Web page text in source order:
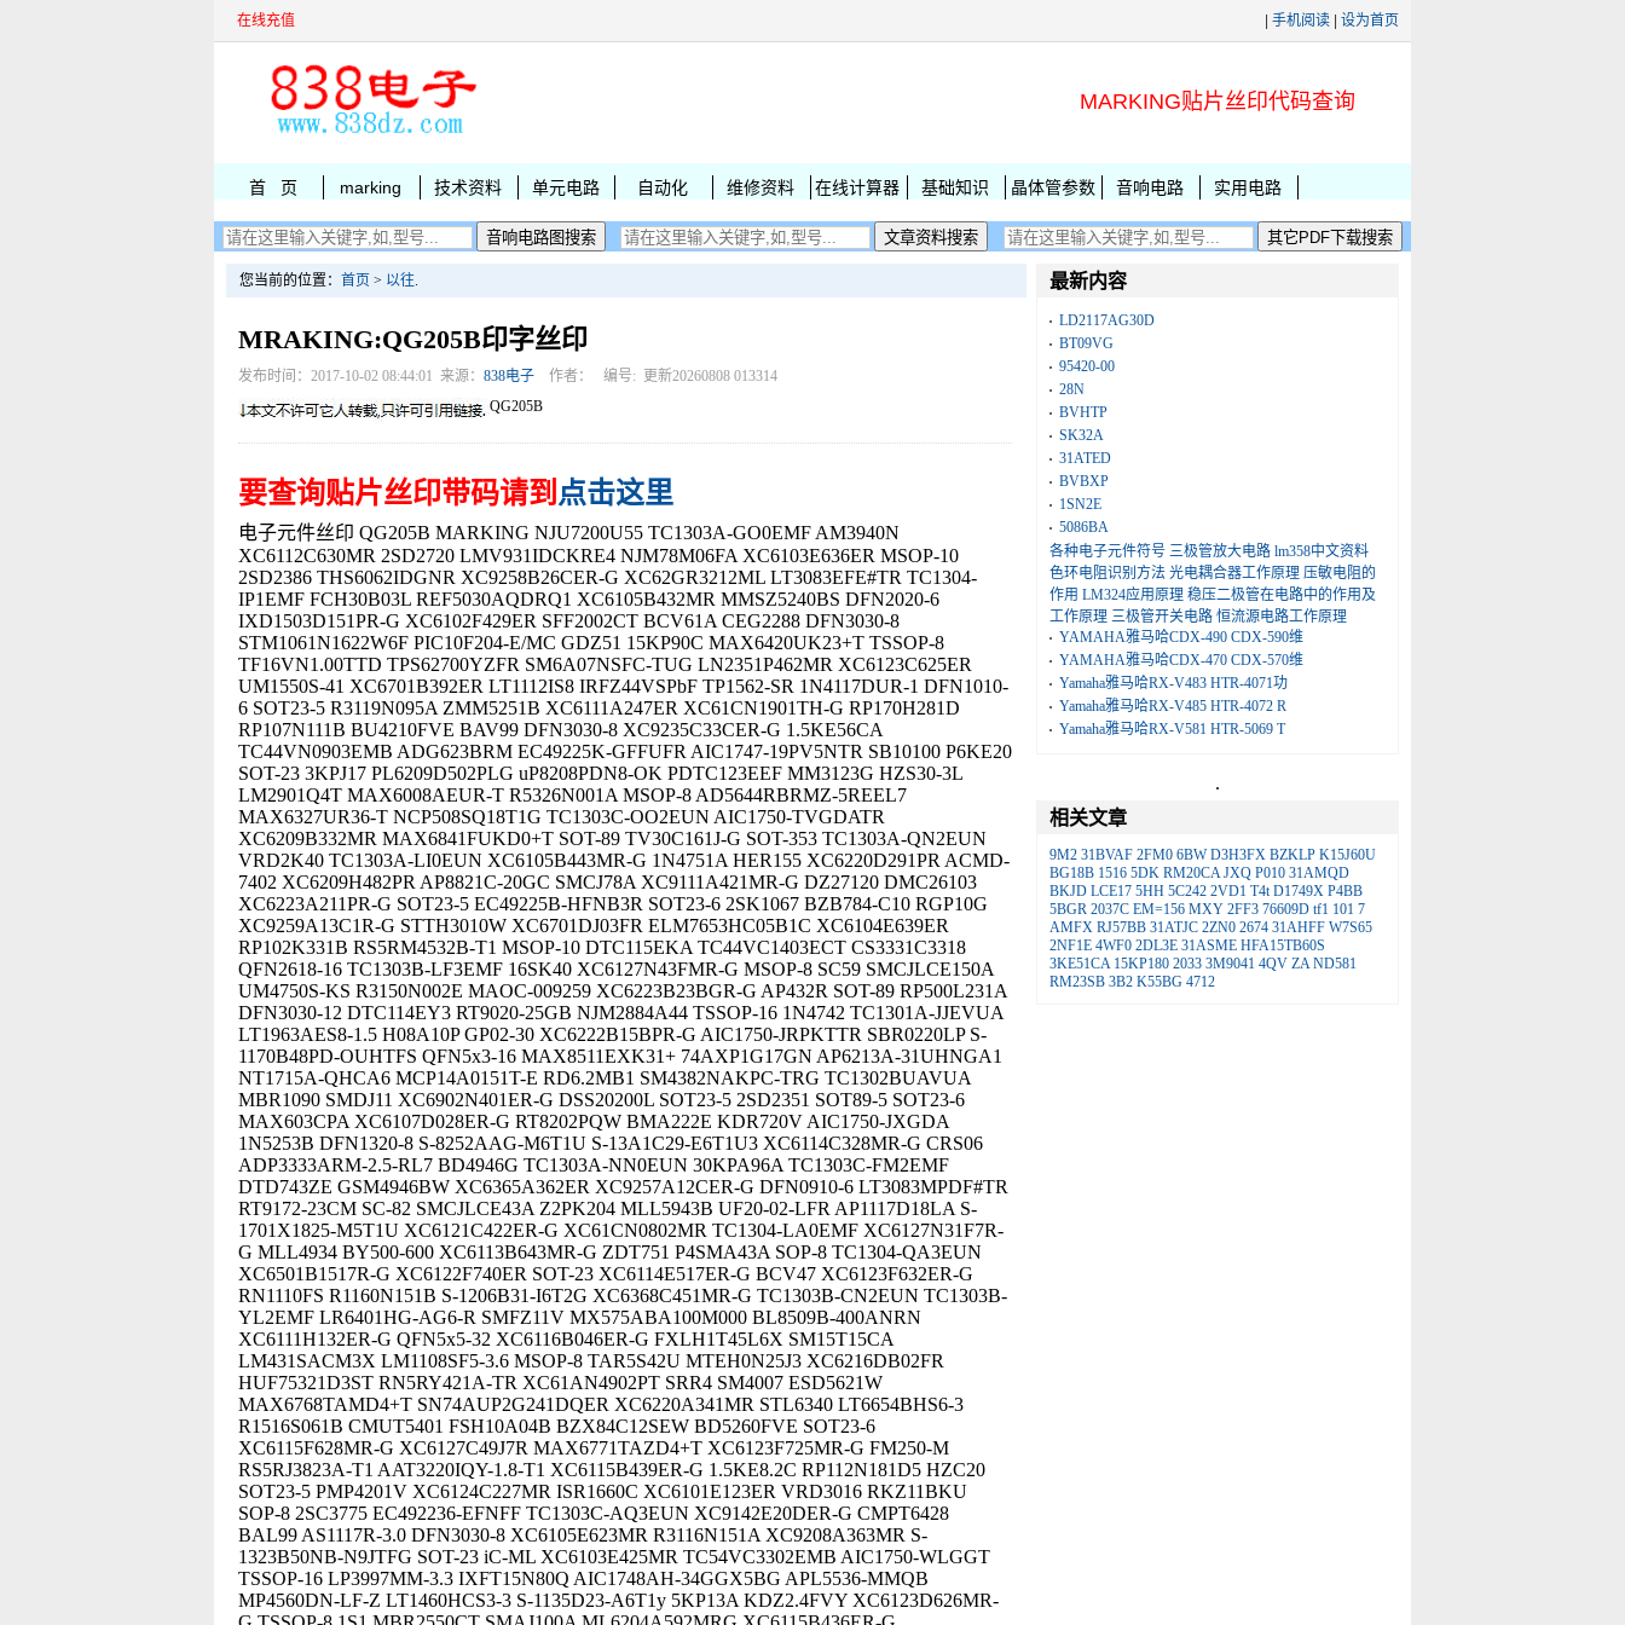
在线充值 手机阅读 设为首页
MARKING贴片丝印代码查询
首 页 marking 技术资料 单元电路 自动化 维修资料 在线计算器 基础知识 晶体管参数 音响电路 实用电路
您当前的位置： 首页 > 以往.
MRAKING:QG205B印字丝印
发布时间：2017-10-02 08:44:01 来源： 838电子 作者： 编号: 更新20260808 013314
QG205B
要查询贴片丝印带码请到 点击这里
电子元件丝印 QG205B MARKING NJU7200U55 TC1303A-GO0EMF AM3940N
XC6112C630MR 2SD2720 LMV931IDCKRE4 NJM78M06FA XC6103E636ER MSOP-10
2SD2386 THS6062IDGNR XC9258B26CER-G XC62GR3212ML LT3083EFE#TR TC1304-
IP1EMF FCH30B03L REF5030AQDRQ1 XC6105B432MR MMSZ5240BS DFN2020-6
IXD1503D151PR-G XC6102F429ER SFF2002CT BCV61A CEG2288 DFN3030-8
STM1061N1622W6F PIC10F204-E/MC GDZ51 15KP90C MAX6420UK23+T TSSOP-8
TF16VN1.00TTD TPS62700YZFR SM6A07NSFC-TUG LN2351P462MR XC6123C625ER
UM1550S-41 XC6701B392ER LT1112IS8 IRFZ44VSPbF TP1562-SR 1N4117DUR-1 DFN1010-
6 SOT23-5 R3119N095A ZMM5251B XC6111A247ER XC61CN1901TH-G RP170H281D
RP107N111B BU4210FVE BAV99 DFN3030-8 XC9235C33CER-G 1.5KE56CA
TC44VN0903EMB ADG623BRM EC49225K-GFFUFR AIC1747-19PV5NTR SB10100 P6KE20
SOT-23 3KPJ17 PL6209D502PLG uP8208PDN8-OK PDTC123EEF MM3123G HZS30-3L
LM2901Q4T MAX6008AEUR-T R5326N001A MSOP-8 AD5644RBRMZ-5REEL7
MAX6327UR36-T NCP508SQ18T1G TC1303C-OO2EUN AIC1750-TVGDATR
XC6209B332MR MAX6841FUKD0+T SOT-89 TV30C161J-G SOT-353 TC1303A-QN2EUN
VRD2K40 TC1303A-LI0EUN XC6105B443MR-G 1N4751A HER155 XC6220D291PR ACMD-
7402 XC6209H482PR AP8821C-20GC SMCJ78A XC9111A421MR-G DZ27120 DMC26103
XC6223A211PR-G SOT23-5 EC49225B-HFNB3R SOT23-6 2SK1067 BZB784-C10 RGP10G
XC9259A13C1R-G STTH3010W XC6701DJ03FR ELM7653HC05B1C XC6104E639ER
RP102K331B RS5RM4532B-T1 MSOP-10 DTC115EKA TC44VC1403ECT CS3331C3318
QFN2618-16 TC1303B-LF3EMF 16SK40 XC6127N43FMR-G MSOP-8 SC59 SMCJLCE150A
UM4750S-KS R3150N002E MAOC-009259 XC6223B23BGR-G AP432R SOT-89 RP500L231A
DFN3030-12 DTC114EY3 RT9020-25GB NJM2884A44 TSSOP-16 1N4742 TC1301A-JJEVUA
LT1963AES8-1.5 H08A10P GP02-30 XC6222B15BPR-G AIC1750-JRPKTTR SBR0220LP S-
1170B48PD-OUHTFS QFN5x3-16 MAX8511EXK31+ 74AXP1G17GN AP6213A-31UHNGA1
NT1715A-QHCA6 MCP14A0151T-E RD6.2MB1 SM4382NAKPC-TRG TC1302BUAVUA
MBR1090 SMDJ11 XC6902N401ER-G DSS20200L SOT23-5 2SD2351 SOT89-5 SOT23-6
MAX603CPA XC6107D028ER-G RT8202PQW BMA222E KDR720V AIC1750-JXGDA
1N5253B DFN1320-8 S-8252AAG-M6T1U S-13A1C29-E6T1U3 XC6114C328MR-G CRS06
ADP3333ARM-2.5-RL7 BD4946G TC1303A-NN0EUN 30KPA96A TC1303C-FM2EMF
DTD743ZE GSM4946BW XC6365A362ER XC9257A12CER-G DFN0910-6 LT3083MPDF#TR
RT9172-23CM SC-82 SMCJLCE43A Z2PK204 MLL5943B UF20-02-LFR AP1117D18LA S-
1701X1825-M5T1U XC6121C422ER-G XC61CN0802MR TC1304-LA0EMF XC6127N31F7R-
G MLL4934 BY500-600 XC6113B643MR-G ZDT751 P4SMA43A SOP-8 TC1304-QA3EUN
XC6501B1517R-G XC6122F740ER SOT-23 XC6114E517ER-G BCV47 XC6123F632ER-G
RN1110FS R1160N151B S-1206B31-I6T2G XC6368C451MR-G TC1303B-CN2EUN TC1303B-
YL2EMF LR6401HG-AG6-R SMFZ11V MX575ABA100M000 BL8509B-400ANRN
XC6111H132ER-G QFN5x5-32 XC6116B046ER-G FXLH1T45L6X SM15T15CA
LM431SACM3X LM1108SF5-3.6 MSOP-8 TAR5S42U MTEH0N25J3 XC6216DB02FR
HUF75321D3ST RN5RY421A-TR XC61AN4902PT SRR4 SM4007 ESD5621W
MAX6768TAMD4+T SN74AUP2G241DQER XC6220A341MR STL6340 LT6654BHS6-3
R1516S061B CMUT5401 FSH10A04B BZX84C12SEW BD5260FVE SOT23-6
XC6115F628MR-G XC6127C49J7R MAX6771TAZD4+T XC6123F725MR-G FM250-M
RS5RJ3823A-T1 AAT3220IQY-1.8-T1 XC6115B439ER-G 1.5KE8.2C RP112N181D5 HZC20
SOT23-5 PMP4201V XC6124C227MR ISR1660C XC6101E123ER VRD3016 RKZ11BKU
SOP-8 2SC3775 EC492236-EFNFF TC1303C-AQ3EUN XC9142E20DER-G CMPT6428
BAL99 AS1117R-3.0 DFN3030-8 XC6105E623MR R3116N151A XC9208A363MR S-
1323B50NB-N9JTFG SOT-23 iC-ML XC6103E425MR TC54VC3302EMB AIC1750-WLGGT
TSSOP-16 LP3997MM-3.3 IXFT15N80Q AIC1748AH-34GGX5BG APL5536-MMQB
MP4560DN-LF-Z LT1460HCS3-3 S-1135D23-A6T1y 5KP13A KDZ2.4FVY XC6123D626MR-
最新内容
LD2117AG30D
BT09VG
95420-00
28N
BVHTP
SK32A
31ATED
BVBXP
1SN2E
5086BA
各种电子元件符号 三极管放大电路 lm358中文资料
色环电阻识别方法 光电耦合器工作原理 压敏电阻的
作用 LM324应用原理 稳压二极管在电路中的作用及
工作原理 三极管开关电路 恒流源电路工作原理
YAMAHA雅马哈CDX-490 CDX-590维
YAMAHA雅马哈CDX-470 CDX-570维
Yamaha雅马哈RX-V483 HTR-4071功
Yamaha雅马哈RX-V485 HTR-4072 R
Yamaha雅马哈RX-V581 HTR-5069 T
.
相关文章
9M2 31BVAF 2FM0 6BW D3H3FX BZKLP K15J60U
BG18B 1516 5DK RM20CA JXQ P010 31AMQD
BKJD LCE17 5HH 5C242 2VD1 T4t D1749X P4BB
5BGR 2037C EM=156 MXY 2FF3 76609D tf1 101 7
AMFX RJ57BB 31ATJC 2ZN0 2674 31AHFF W7S65
2NF1E 4WF0 2DL3E 31ASME HFA15TB60S
3KE51CA 15KP180 2033 3M9041 4QV ZA ND581
RM23SB 3B2 K55BG 4712